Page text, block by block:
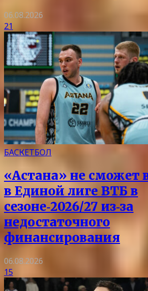
06.08.2026
21
БАСКЕТБОЛ
«Астана» не сможет
в Единой лиге ВТБ в
сезоне‑2026/27 из‑за
недостаточного
финансирования
06.08.2026
15